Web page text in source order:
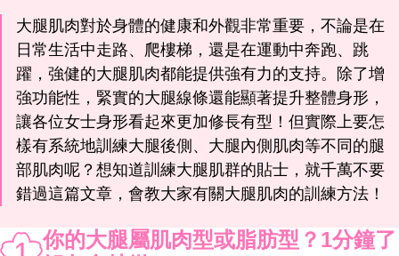
大腿肌肉對於身體的健康和外觀非常重要，不論是在
日常生活中走路、爬樓梯，還是在運動中奔跑、跳
躍，強健的大腿肌肉都能提供強有力的支持。除了增
強功能性，緊實的大腿線條還能顯著提升整體身形，
讓各位女士身形看起來更加修長有型！但實際上要怎
樣有系統地訓練大腿後側、大腿內側肌肉等不同的腿
部肌肉呢？想知道訓練大腿肌群的貼士，就千萬不要
錯過這篇文章，會教大家有關大腿肌肉的訓練方法！
你的大腿屬肌肉型或脂肪型？1分鐘了